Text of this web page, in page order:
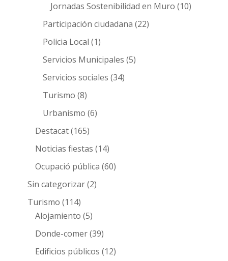
Jornadas Sostenibilidad en Muro (10)
Participación ciudadana (22)
Policia Local (1)
Servicios Municipales (5)
Servicios sociales (34)
Turismo (8)
Urbanismo (6)
Destacat(165)
Noticias fiestas (14)
Ocupació pública (60)
Sin categorizar(2)
Turismo (114)
Alojamiento (5)
Donde-comer(39)
Edificios públicos (12)